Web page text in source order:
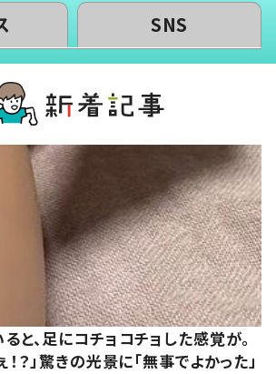
SNS
と、足にコチョコチョした感覚が。
？」驚きの光景に「無事でよかった」